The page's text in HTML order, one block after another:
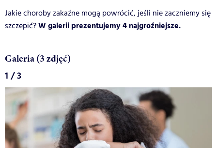
Jakie choroby zakaźne mogą powrócić, jeśli nie zaczniemy się
szczepić?W galerii prezentujemy 4 najgroźniejsze.
Galeria (3 zdjęć)
1 / 3